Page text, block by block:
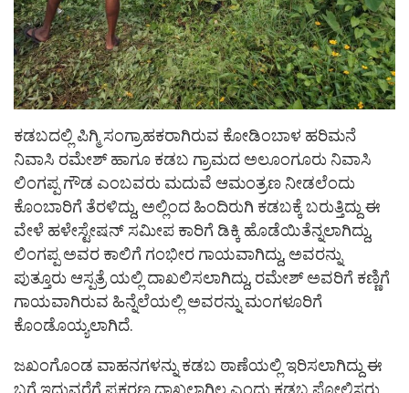
ಕಡಬದಲ್ಲಿ ಪಿಗ್ಮಿ ಸಂಗ್ರಾಹಕರಾಗಿರುವ ಕೋಡಿಂಬಾಳ ಹರಿಮನೆ
ನಿವಾಸಿ ರಮೇಶ್ ಹಾಗೂ ಕಡಬ ಗ್ರಾಮದ ಅಲೂಂಗೂರು ನಿವಾಸಿ
ಲಿಂಗಪ್ಪ ಗೌಡ ಎಂಬವರು ಮದುವೆ ಆಮಂತ್ರಣ ನೀಡಲೆಂದು
ಕೊಂಬಾರಿಗೆ ತೆರಳಿದ್ದು, ಅಲ್ಲಿಂದ ಹಿಂದಿರುಗಿ ಕಡಬಕ್ಕೆ ಬರುತ್ತಿದ್ದು ಈ
ವೇಳೆ ಹಳೇಸ್ಟೇಷನ್ ಸಮೀಪ ಕಾರಿಗೆ ಡಿಕ್ಕಿ ಹೊಡೆಯಿತೆನ್ನಲಾಗಿದ್ದು,
ಲಿಂಗಪ್ಪ ಅವರ ಕಾಲಿಗೆ ಗಂಭೀರ ಗಾಯವಾಗಿದ್ದು, ಅವರನ್ನು
ಪುತ್ತೂರು ಆಸ್ಪತ್ರೆ ಯಲ್ಲಿ ದಾಖಲಿಸಲಾಗಿದ್ದು, ರಮೇಶ್ ಅವರಿಗೆ ಕಣ್ಣಿಗೆ
ಗಾಯವಾಗಿರುವ ಹಿನ್ನೆಲೆಯಲ್ಲಿ ಅವರನ್ನು ಮಂಗಳೂರಿಗೆ
ಕೊಂಡೊಯ್ಯಲಾಗಿದೆ.
ಜಖಂಗೊಂಡ ವಾಹನಗಳನ್ನು ಕಡಬ ಠಾಣೆಯಲ್ಲಿ ಇರಿಸಲಾಗಿದ್ದು ಈ
ಬಗ್ಗೆ ಇದುವರೆಗೆ ಪ್ರಕರಣ ದಾಖಲಾಗಿಲ್ಲ ಎಂದು ಕಡಬ ಪೋಲಿಸರು